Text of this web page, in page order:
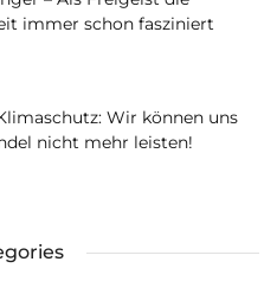
immer schon fasziniert
Wir können uns
nicht mehr leisten!